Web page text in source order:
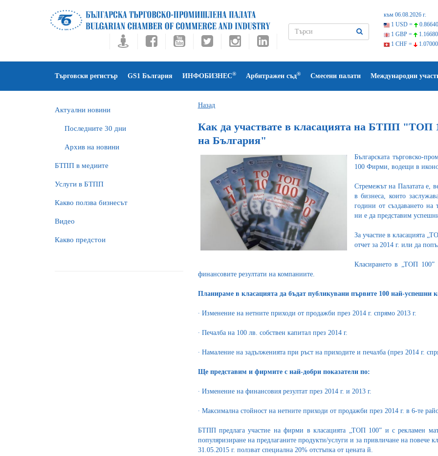
към 06.08.2026 г.
1 USD =
1 GBP =
1 CHF =
Търговски регистър GS1 България ИНФОБИЗНЕС® Арбитражен съд® Смесени палати Международни
Актуални новини
Последните 30 дни
Архив на новини
БTПП в медиите
Услуги в БТПП
Какво ползва бизнесът
Видео
Какво предстои
Назад
Как да участвате в класацията на БТПП
на България"
Българската търговско-
100 Фирми, водещи в
Стремежът на Палатата е,
в бизнеса, които
години от създаването на
ни е да представим
За участие в класацията
отчет за 2014 г. или да
Класирането в „ТОП 100”
финансовите резултати на компаниите.
Планираме в класацията да бъдат публикувани първите 100 най-успешни
∙ Изменение на нетните приходи от продажби през 2014 г. спрямо 2013 г.
∙ Печалба на 100 лв. собствен капитал през 2014 г.
∙ Намаление на задълженията при ръст на приходите и печалба (през 2014 г.
Ще представим и фирмите с най-добри показатели по:
∙ Изменение на финансовия резултат през 2014 г. и 2013 г.
∙ Максимална стойност на нетните приходи от продажби през 2014 г. в 6-те
БТПП предлага участие на фирми в класацията „ТОП 100” и с рекламен
популяризиране на предлаганите продукти/услуги и за привличане на повече
31.05.2015 г. ползват специална 20% отстъпка от цената й.